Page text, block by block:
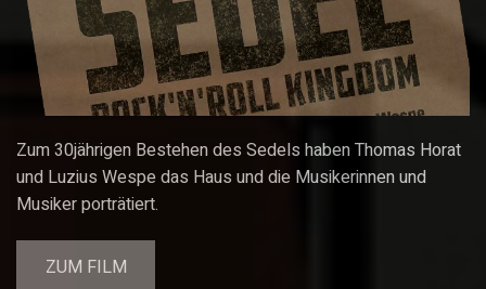
Zum 30jährigen Bestehen des Sedels haben Thomas Horat
und Luzius Wespe das Haus und die Musikerinnen und
Musiker porträtiert.
ZUM FILM